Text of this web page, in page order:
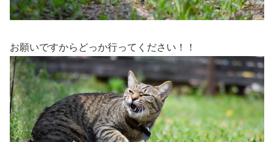
お願いですからどっか行ってください！！